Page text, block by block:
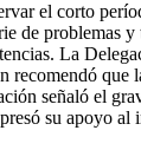
el corto
problemas
La
señaló el
su apoyo